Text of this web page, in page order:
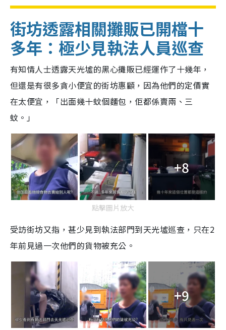
街坊透露相關攤販已開檔十
多年：極少見執法人員巡查
有知情人士透露天光墟的黑心攤販已經運作了十幾年，
但還是有很多貪小便宜的街坊惠顧，因為他們的定價實
在太便宜，「出面幾十蚊個麵包，佢都係賣兩、三
蚊。」
+8
點擊圖片放大
受訪街坊又指，甚少見到執法部門到天光墟巡查，只在2
年前見過一次他們的貨物被充公。
+9